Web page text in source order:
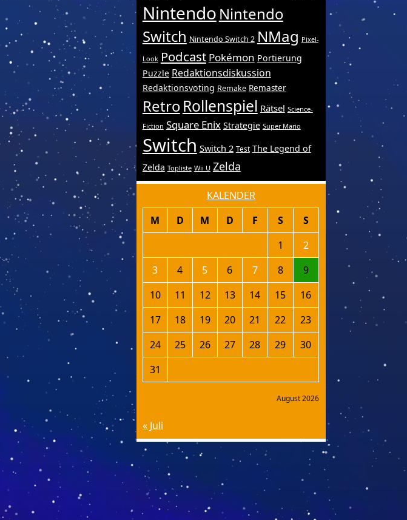
Nintendo Nintendo
Switch Nintendo Switch 2 NMag Pixel-
Look Podcast Pokémon Portierung
Puzzle Redaktionsdiskussion
Redaktionsvoting Remake Remaster
RetroRollenspiel Rätsel Science-
Fiction Square Enix Strategie Super Mario
Switch Switch 2 Test The Legend of
Zelda Topliste Wii U Zelda
KALENDER
August 2026
M D M D F S
S
1
2
3
4 5 6 7 8
9
10
11 12 13 14 15
16
17
18 19 20 21 22
23
24
25 26 27 28 29
30
31
« Juli